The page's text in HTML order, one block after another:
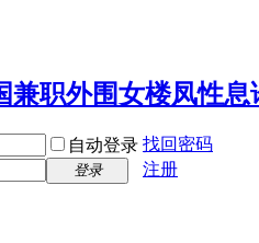
自动登录 找回密码
登录
注册